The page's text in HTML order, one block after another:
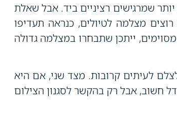
שמרגישים רציניים ביד. אבל שאלת
מצלמה לטיולים, כנראה תעדיפו
ייתכן שתבחרו במצלמה גדולה
לעיתים קרובות. מצד שני, אם היא
חשוב, אבל רק בהקשר לסגנון הצילום